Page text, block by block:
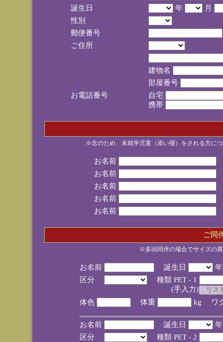
誕生日
年
月
性別
郵便番号
ご住所
建物名
部屋番号
お電話番号
自宅
携帯
※念のため、未就学児童（添い寝）をされる方に
お名前
お名前
お名前
お名前
お名前
ご同
※多頭同伴の場合でサイズの
お名前 誕生日
区分
種類 PET - 1
(手入力)
体色
体重 kg ワ
お名前 誕生日
区分
種類 PET - 2